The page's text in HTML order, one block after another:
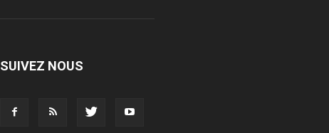
SUIVEZ NOUS